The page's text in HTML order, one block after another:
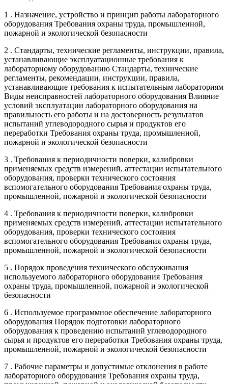
1 . Назначение, устройство и принцип работы лабораторного
оборудования Требования охраны труда, промышленной,
пожарной и экологической безопасности
2 . Стандарты, технические регламенты, инструкции, правила,
устанавливающие эксплуатационные требования к
лабораторному оборудованию Стандарты, технические
регламенты, рекомендации, инструкции, правила,
устанавливающие требования к испытательным лабораториям
Виды неисправностей лабораторного оборудования Влияние
условий эксплуатации лабораторного оборудования на
правильность его работы и на достоверность результатов
испытаний углеводородного сырья и продуктов его
переработки Требования охраны труда, промышленной,
пожарной и экологической безопасности
3 . Требования к периодичности поверки, калибровки
применяемых средств измерений, аттестации испытательного
оборудования, проверки технического состояния
вспомогательного оборудования Требования охраны труда,
промышленной, пожарной и экологической безопасности
4 . Требования к периодичности поверки, калибровки
применяемых средств измерений, аттестации испытательного
оборудования, проверки технического состояния
вспомогательного оборудования Требования охраны труда,
промышленной, пожарной и экологической безопасности
5 . Порядок проведения технического обслуживания
используемого лабораторного оборудования Требования
охраны труда, промышленной, пожарной и экологической
безопасности
6 . Используемое программное обеспечение лабораторного
оборудования Порядок подготовки лабораторного
оборудования к проведению испытаний углеводородного
сырья и продуктов его переработки Требования охраны труда,
промышленной, пожарной и экологической безопасности
7 . Рабочие параметры и допустимые отклонения в работе
лабораторного оборудования Требования охраны труда,